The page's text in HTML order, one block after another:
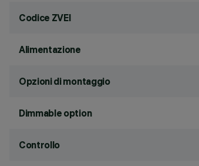
Codice ZVEI
Alimentazione
Opzioni di montaggio
Dimmable option
Controllo